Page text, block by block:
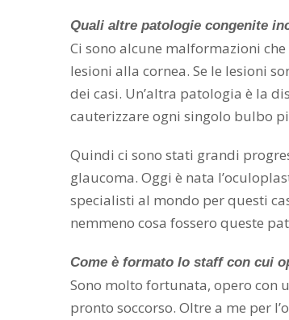
Quali altre patologie congenite
Ci sono alcune malformazioni
lesioni alla cornea. Se le lesioni
dei casi. Un’altra patologia è la
cauterizzare ogni singolo bulbo
Quindi ci sono stati grandi
glaucoma. Oggi è nata
specialisti al mondo per questi
nemmeno cosa fossero queste
Come è formato lo staff con cui
Sono molto fortunata, opero con
pronto soccorso. Oltre a me per